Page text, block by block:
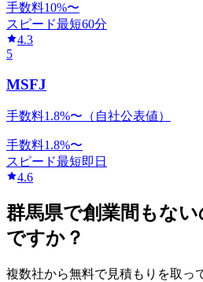
手数料10%〜
スピード最短60分
4.3
5
MSFJ
手数料1.8%〜（自社公表値）
手数料1.8%〜
スピード最短即日
4.6
群馬県で創業間もない
ですか？
複数社から無料で見積もりを取っ